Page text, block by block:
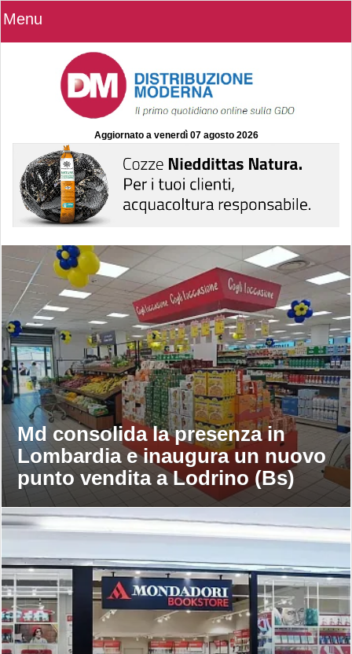
Menu
Aggiornato a venerdì 07 agosto 2026
Md consolida la presenza in
Lombardia e inaugura un nuovo
punto vendita a Lodrino (Bs)